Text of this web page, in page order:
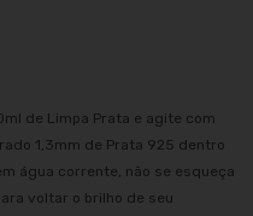
de Limpa Prata e agite com
1,3mm de Prata 925 dentro
água corrente, não se esqueça
voltar o brilho de seu